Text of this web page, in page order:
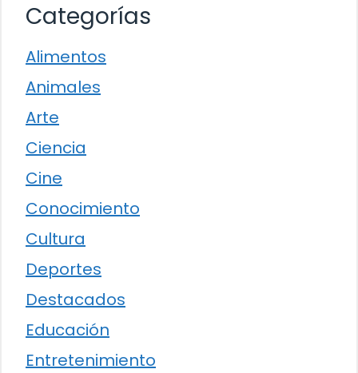
Categorías
Alimentos
Animales
Arte
Ciencia
Cine
Conocimiento
Cultura
Deportes
Destacados
Educación
Entretenimiento